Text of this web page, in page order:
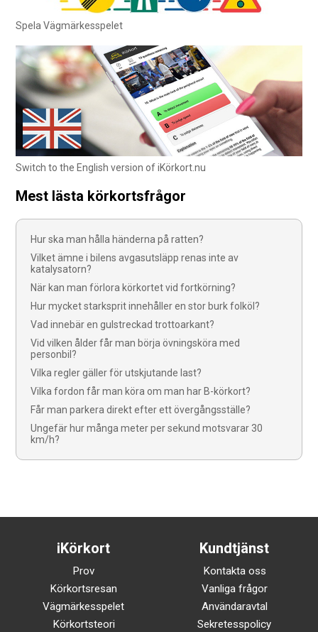
Spela Vägmärkesspelet
Switch to the English version of iKörkort.nu
Mest lästa körkortsfrågor
Hur ska man hålla händerna på ratten?
Vilket ämne i bilens avgasutsläpp renas inte av
katalysatorn?
När kan man förlora körkortet vid fortkörning?
Hur mycket starksprit innehåller en stor burk folköl?
Vad innebär en gulstreckad trottoarkant?
Vid vilken ålder får man börja övningsköra med
personbil?
Vilka regler gäller för utskjutande last?
Vilka fordon får man köra om man har B-körkort?
Får man parkera direkt efter ett övergångsställe?
Ungefär hur många meter per sekund motsvarar 30
km/h?
iKörkort
Prov
Körkortsresan
Vägmärkesspelet
Körkortsteori
Kundtjänst
Kontakta oss
Vanliga frågor
Användaravtal
Sekretesspolicy